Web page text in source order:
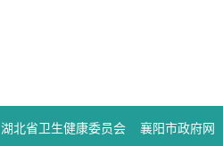
湖北省卫生健康委员会 襄阳市政府网